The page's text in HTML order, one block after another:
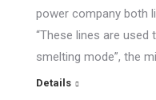
power company both
“These lines are
smelting mode”, the
Details